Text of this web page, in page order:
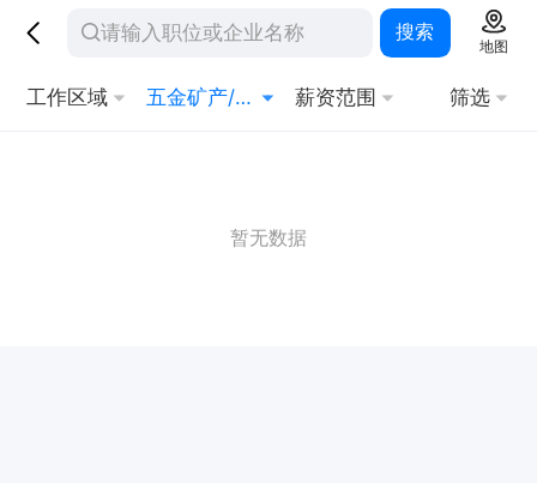
搜索
地图
工作区域 五金矿产/金属制品 薪资范围 筛选
暂无数据